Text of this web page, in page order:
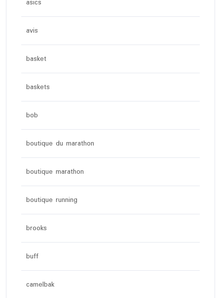
asics
avis
basket
baskets
bob
boutique du marathon
boutique marathon
boutique running
brooks
buff
camelbak